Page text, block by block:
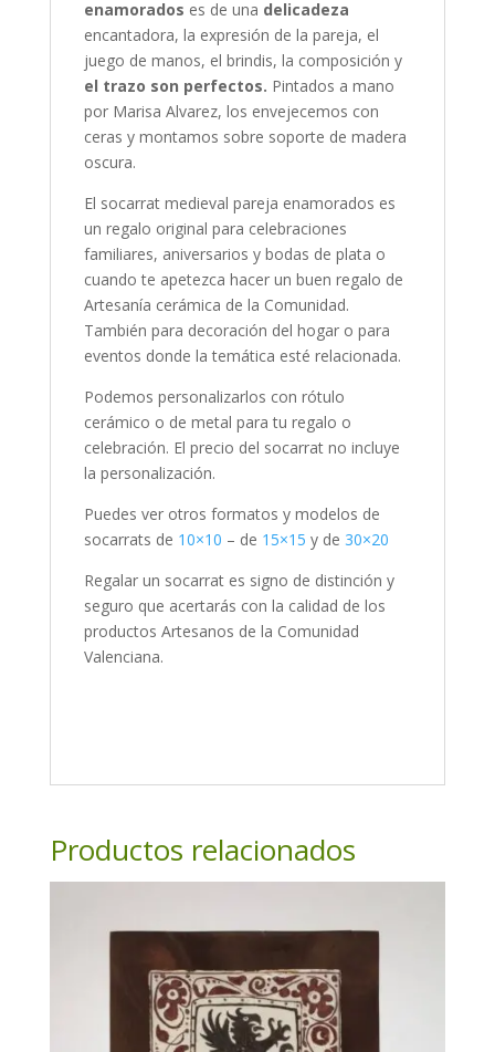
enamorados es de una delicadeza
encantadora, la expresión de la pareja, el
juego de manos, el brindis, la composición y
el trazo son perfectos. Pintados a mano
por Marisa Alvarez, los envejecemos con
ceras y montamos sobre soporte de madera
oscura.
El socarrat medieval pareja enamorados es
un regalo original para celebraciones
familiares, aniversarios y bodas de plata o
cuando te apetezca hacer un buen regalo de
Artesanía cerámica de la Comunidad.
También para decoración del hogar o para
eventos donde la temática esté relacionada.
Podemos personalizarlos con rótulo
cerámico o de metal para tu regalo o
celebración. El precio del socarrat no incluye
la personalización.
Puedes ver otros formatos y modelos de
socarrats de 10×10 – de 15×15 y de 30×20
Regalar un socarrat es signo de distinción y
seguro que acertarás con la calidad de los
productos Artesanos de la Comunidad
Valenciana.
Productos relacionados